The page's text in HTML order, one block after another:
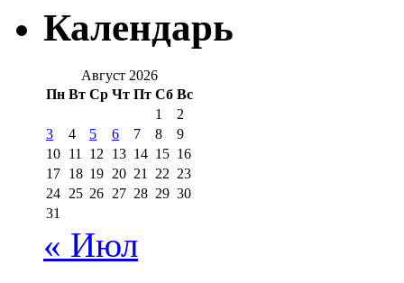
Календарь
Август 2026
Пн Вт Ср Чт Пт Сб Вс
1
2
3
4 5 6 7 8
9
10 11 12 13 14 15 16
17 18 19 20 21 22 23
24 25 26 27 28 29 30
31
« Июл